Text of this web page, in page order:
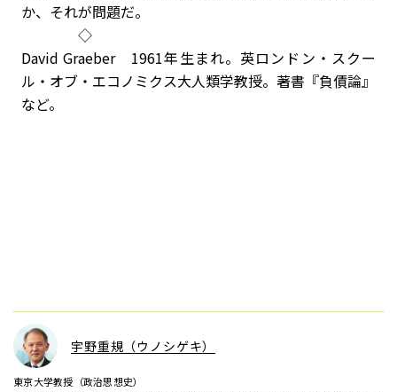
か、それが問題だ。
◇
David Graeber 1961年生まれ。英ロンドン・スクー
ル・オブ・エコノミクス大人類学教授。著書『負債論』
など。
宇野重規（ウノシゲキ）
東京大学教授（政治思想史）